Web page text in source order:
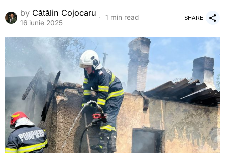
by Cătălin Cojocaru
16 iunie 2025
1 min read SHARE